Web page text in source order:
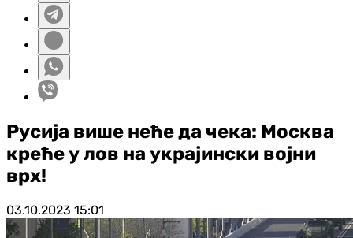
Русија више неће да чека: Москва
креће у лов на украјински војни
врх!
03.10.2023 15:01